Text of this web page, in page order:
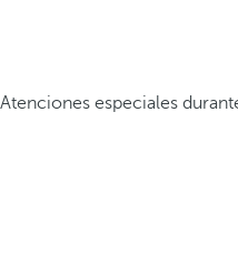
Atenciones especiales